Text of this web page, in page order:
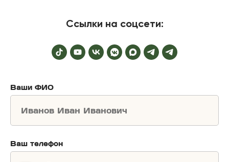
Ссылки на соцсети:
Ваши ФИО
Ваш телефон